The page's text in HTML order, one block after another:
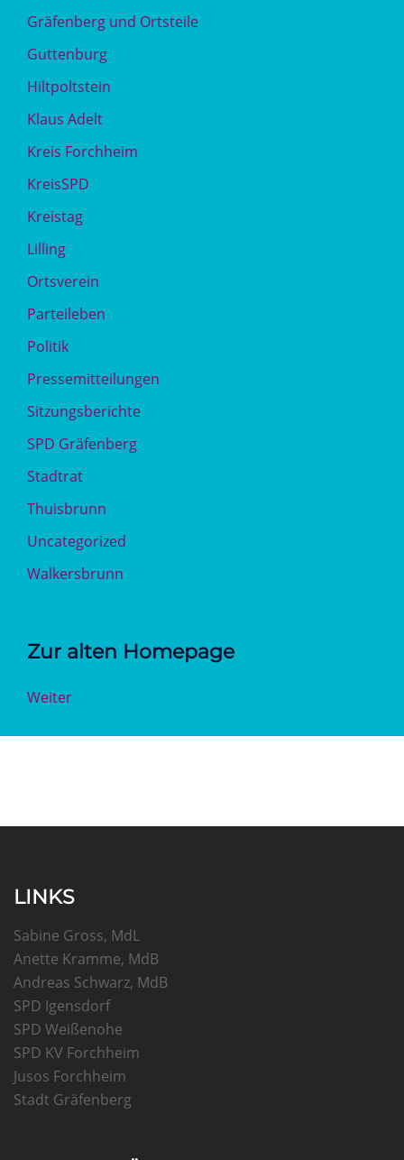
Gräfenberg und Ortsteile
Guttenburg
Hiltpoltstein
Klaus Adelt
Kreis Forchheim
KreisSPD
Kreistag
Lilling
Ortsverein
Parteileben
Politik
Pressemitteilungen
Sitzungsberichte
SPD Gräfenberg
Stadtrat
Thuisbrunn
Uncategorized
Walkersbrunn
Zur alten Homepage
Weiter
LINKS
Sabine Gross, MdL
Anette Kramme, MdB
Andreas Schwarz, MdB
SPD Igensdorf
SPD Weißenohe
SPD KV Forchheim
Jusos Forchheim
Stadt Gräfenberg